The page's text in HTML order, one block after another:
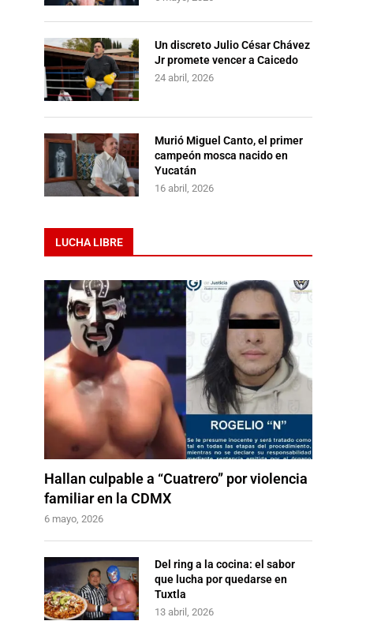
Un discreto Julio César Chávez
Jr promete vencer a Caicedo
24 abril, 2026
Murió Miguel Canto, el primer
campeón mosca nacido en
Yucatán
16 abril, 2026
LUCHA LIBRE
Hallan culpable a “Cuatrero” por violencia
familiar en la CDMX
6 mayo, 2026
Del ring a la cocina: el sabor
que lucha por quedarse en
Tuxtla
13 abril, 2026